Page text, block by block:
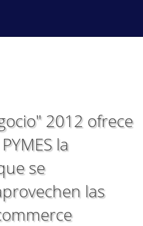
2012 ofrece
la
se
las